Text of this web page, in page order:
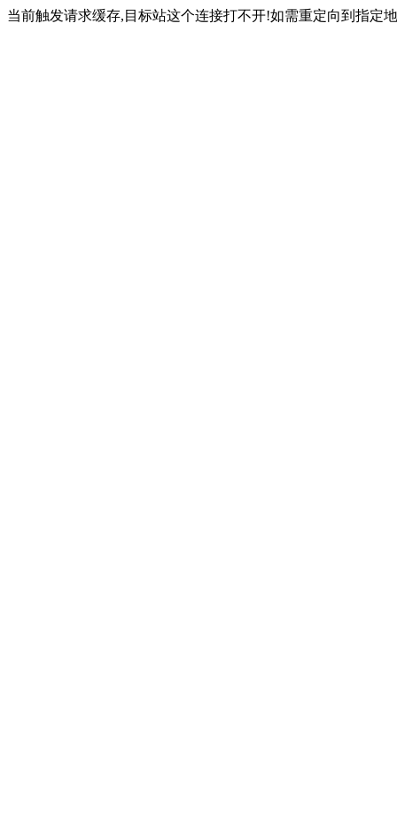
当前触发请求缓存,目标站这个连接打不开!如需重定向到指定